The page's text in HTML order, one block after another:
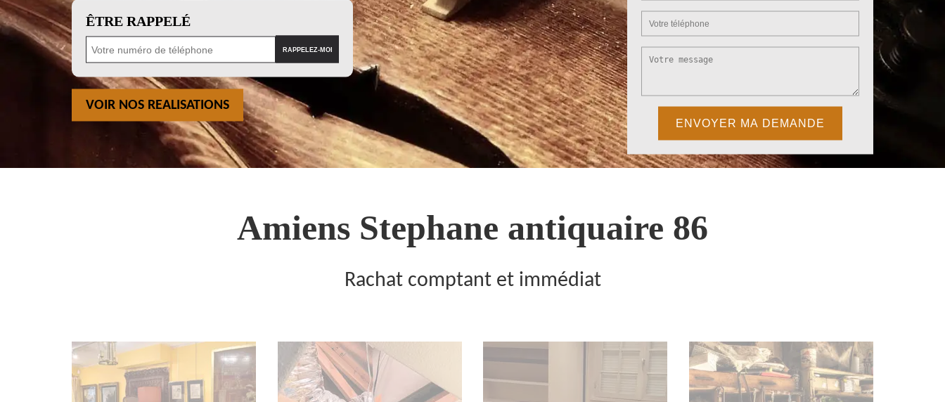
ÊTRE RAPPELÉ
VOIR NOS REALISATIONS
Amiens Stephane antiquaire 86
Rachat comptant et immédiat